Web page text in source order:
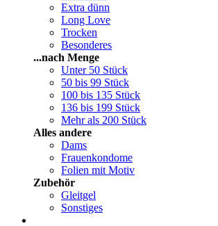
Extra dünn
Long Love
Trocken
Besonderes
...nach Menge
Unter 50 Stück
50 bis 99 Stück
100 bis 135 Stück
136 bis 199 Stück
Mehr als 200 Stück
Alles andere
Dams
Frauenkondome
Folien mit Motiv
Zubehör
Gleitgel
Sonstiges